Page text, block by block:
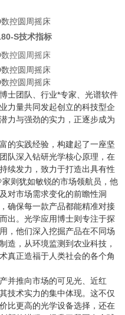
S技术指标
士团队、行业*专家、光谱软件
力量共同发起创立的科技型企
力与强劲的实力，正逐步成为
的实践经验，构建起了一座坚
队深入钻研光学核心原理，在
续发力，致力于打造出具有性
则犹如敏锐的市场领航员，他
对市场需求变化的前瞻性洞
确保每一款产品都能精准对接
出。光学应用博士则专注于探
，他们深入挖掘产品在不同场
造，从环境监测到农业科技，
真正造福于人类社会的各个角
并推向市场的可见光、近红
技术实力的集中体现。这不仅
比更高的光学设备选择，还在